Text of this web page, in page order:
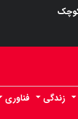
زندگی فناوری